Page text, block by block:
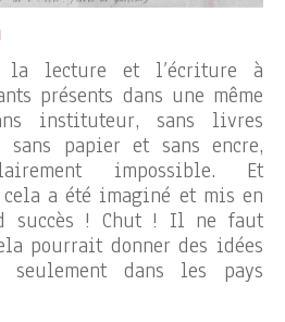
la lecture et l’écriture à
présents dans une même
instituteur, sans livres
sans papier et sans encre,
impossible. Et
a été imaginé et mis en
succès ! Chut ! Il ne faut
pourrait donner des idées
dans les pays